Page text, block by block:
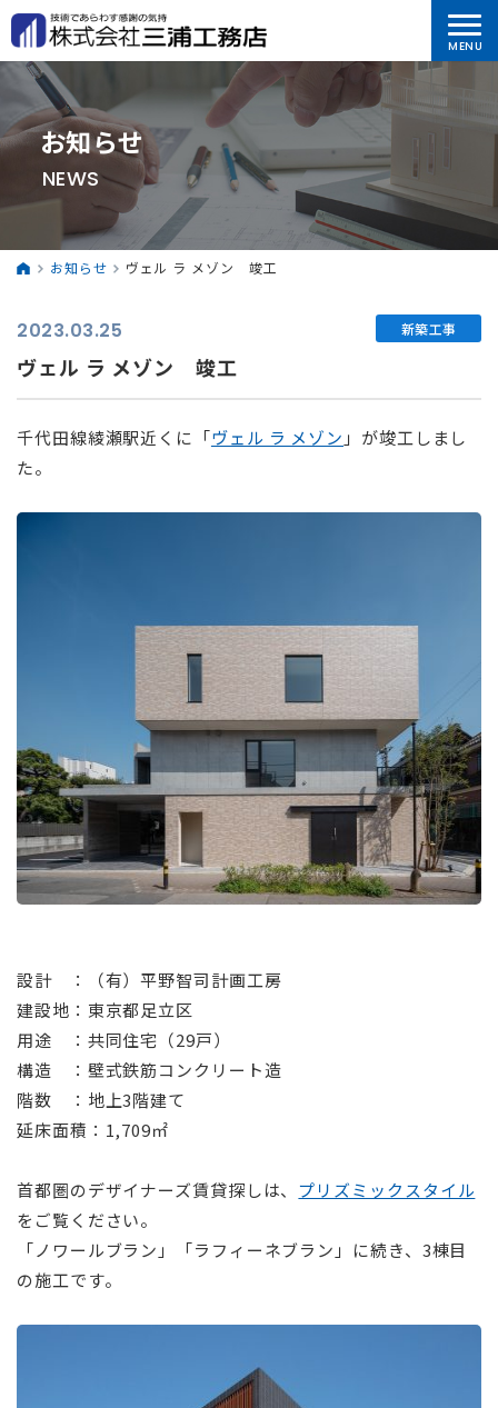
お知らせ
NEWS
お知らせ ヴェル ラ メゾン 竣工
2023.03.25 新築工事
ヴェル ラ メゾン 竣工
千代田線綾瀬駅近くに「ヴェル ラ メゾン 」が竣工しまし
た。
設計 ：（有）平野智司計画工房
建設地：東京都足立区
用途 ：共同住宅（29戸）
構造 ：壁式鉄筋コンクリート造
階数 ：地上3階建て
延床面積：1,709㎡
首都圏のデザイナーズ賃貸探しは、 プリズミックスタイル
をご覧ください。
「ノワールブラン」「ラフィーネブラン」に続き、3棟目
の施工です。